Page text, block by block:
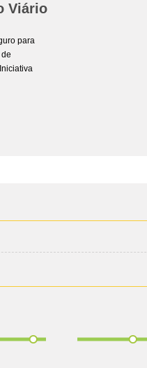
Viário
para